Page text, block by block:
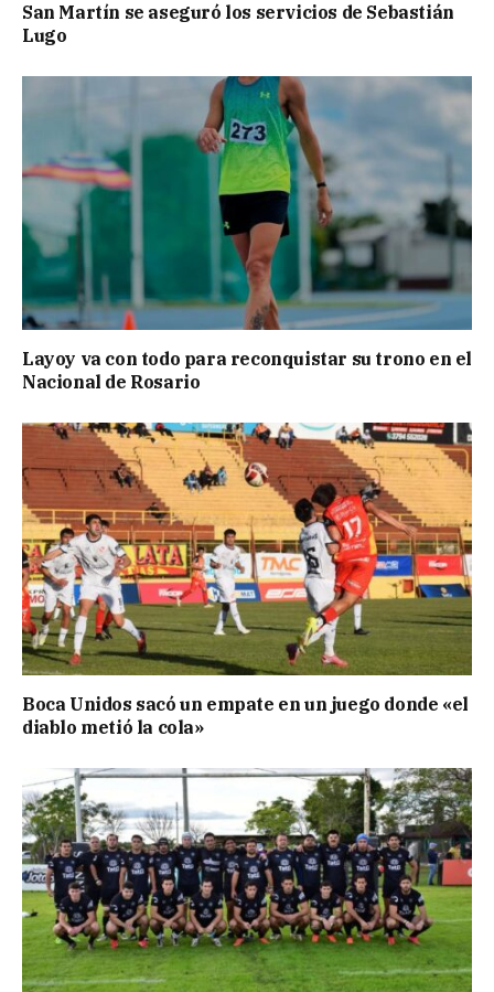
San Martín se aseguró los servicios de Sebastián
Lugo
Layoy va con todo para reconquistar su trono en el
Nacional de Rosario
Boca Unidos sacó un empate en un juego donde «el
diablo metió la cola»